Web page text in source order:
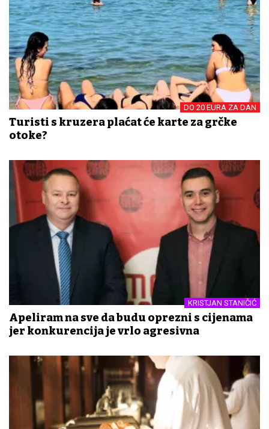
DO 20 EURA ZA DAN
Turisti s kruzera plaćat će karte za grčke
otoke?
KRISTJAN STANIČIĆ
Apeliram na sve da budu oprezni s cijenama
jer konkurencija je vrlo agresivna